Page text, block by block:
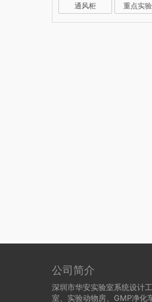
通风柜
重点实
公司简介
深圳市华安实验室系统设计
室、实验动物房、GMP净化